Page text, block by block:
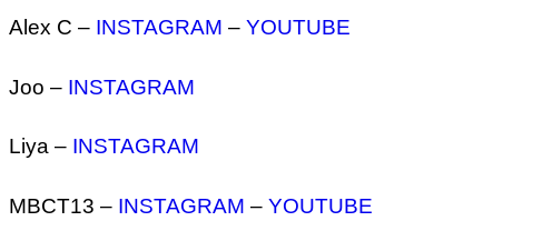
Alex C – INSTAGRAM – YOUTUBE
Joo – INSTAGRAM
Liya – INSTAGRAM
MBCT13 – INSTAGRAM – YOUTUBE